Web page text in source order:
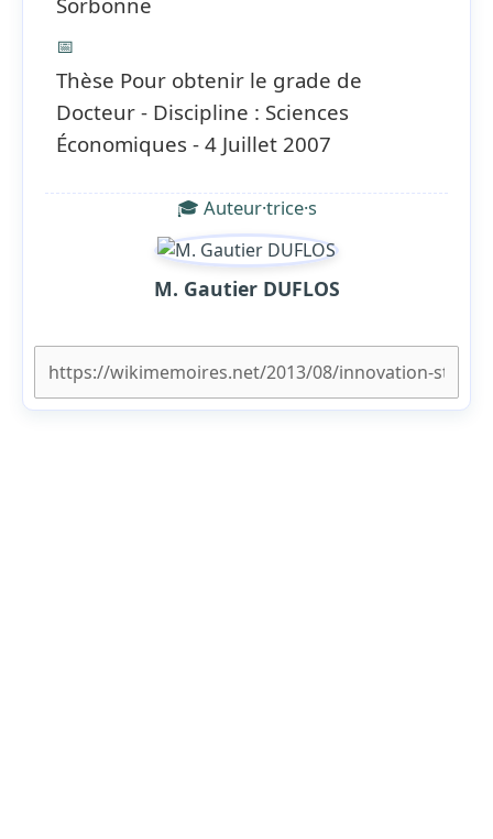
📅
Thèse Pour obtenir le grade de
Docteur - Discipline : Sciences
Économiques - 4 Juillet 2007
🎓 Auteur·trice·s
M. Gautier DUFLOS